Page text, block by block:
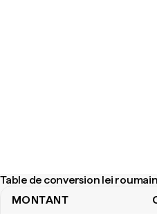
Table de conversion lei
MONTANT